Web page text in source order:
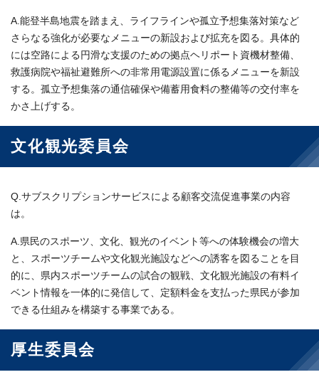
A.能登半島地震を踏まえ、ライフラインや孤立予想集落対策など
さらなる強化が必要なメニューの新設および拡充を図る。具体的
には空路による円滑な支援のための拠点ヘリポート資機材整備、
救護病院や福祉避難所への非常用電源設置に係るメニューを新設
する。孤立予想集落の通信確保や備蓄用食料の整備等の交付率を
かさ上げする。
文化観光委員会
Q.サブスクリプションサービスによる顧客交流促進事業の内容
は。
A.県民のスポーツ、文化、観光のイベント等への体験機会の増大
と、スポーツチームや文化観光施設などへの誘客を図ることを目
的に、県内スポーツチームの試合の観戦、文化観光施設の有料イ
ベント情報を一体的に発信して、定額料金を支払った県民が参加
できる仕組みを構築する事業である。
厚生委員会